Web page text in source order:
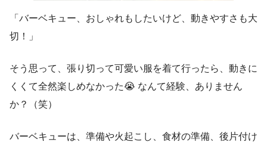
「バーベキュー、おしゃれもしたいけど、動きやすさも大
切！」
そう思って、張り切って可愛い服を着て行ったら、動きに
くくて全然楽しめなかった😭 なんて経験、ありません
か？（笑）
バーベキューは、準備や火起こし、食材の準備、後片付け